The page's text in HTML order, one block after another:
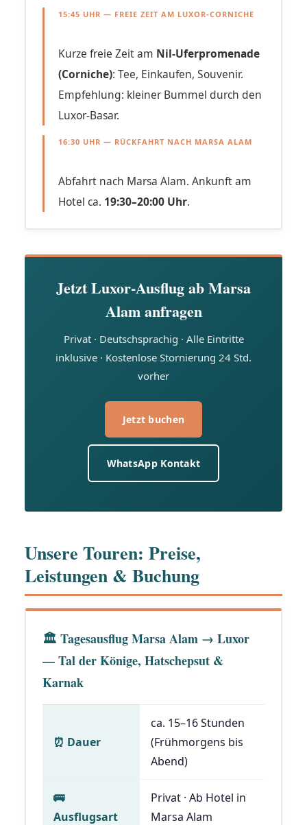
15:45 UHR — FREIE ZEIT AM LUXOR-CORNICHE
Kurze freie Zeit am Nil-Uferpromenade
(Corniche): Tee, Einkaufen, Souvenir.
Empfehlung: kleiner Bummel durch den
Luxor-Basar.
16:30 UHR — RÜCKFAHRT NACH MARSA ALAM
Abfahrt nach Marsa Alam. Ankunft am
Hotel ca. 19:30–20:00 Uhr.
Jetzt Luxor-Ausflug ab Marsa
Alam anfragen
Privat · Deutschsprachig · Alle Eintritte
inklusive · Kostenlose Stornierung 24 Std.
vorher
Jetzt buchen
WhatsApp Kontakt
Unsere Touren: Preise,
Leistungen & Buchung
🏛 Tagesausflug Marsa Alam → Luxor
— Tal der Könige, Hatschepsut &
Karnak
⏰️ Dauer
ca. 15–16 Stunden
(Frühmorgens bis
Abend)
🚌
Ausflugsart
Privat · Ab Hotel in
Marsa Alam